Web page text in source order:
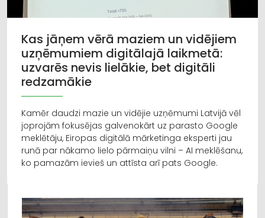
Kas jāņem vērā maziem un vidējiem
uzņēmumiem digitālajā laikmetā:
uzvarēs nevis lielākie, bet digitāli
redzamākie
Kamēr daudzi mazie un vidējie uzņēmumi Latvijā vēl
joprojām fokusējas galvenokārt uz parasto Google
meklētāju, Eiropas digitālā mārketinga eksperti jau
runā par nākamo lielo pārmaiņu vilni – AI meklēšanu,
ko pamazām ievieš un attīsta arī pats Google.